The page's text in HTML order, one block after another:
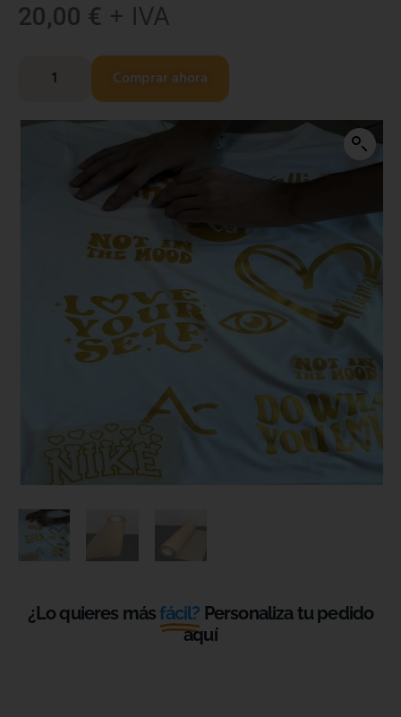
20,00 € + IVA
Comprar ahora
¿Lo quieres másfácil? Personaliza tu pedido
aquí